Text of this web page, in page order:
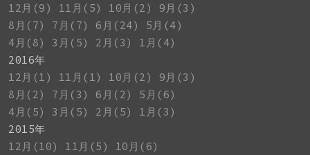
12月(9)
11月(5) 10月(2)
9月(3)
8月(7)
7月(7) 6月(24)
5月(4)
4月(8)
3月(5) 2月(3)
1月(4)
2016年
12月(1)
11月(1) 10月(2)
9月(3)
8月(2)
7月(3) 6月(2)
5月(6)
4月(5)
3月(5) 2月(5)
1月(3)
2015年
12月(10)
11月(5)
10月(6)